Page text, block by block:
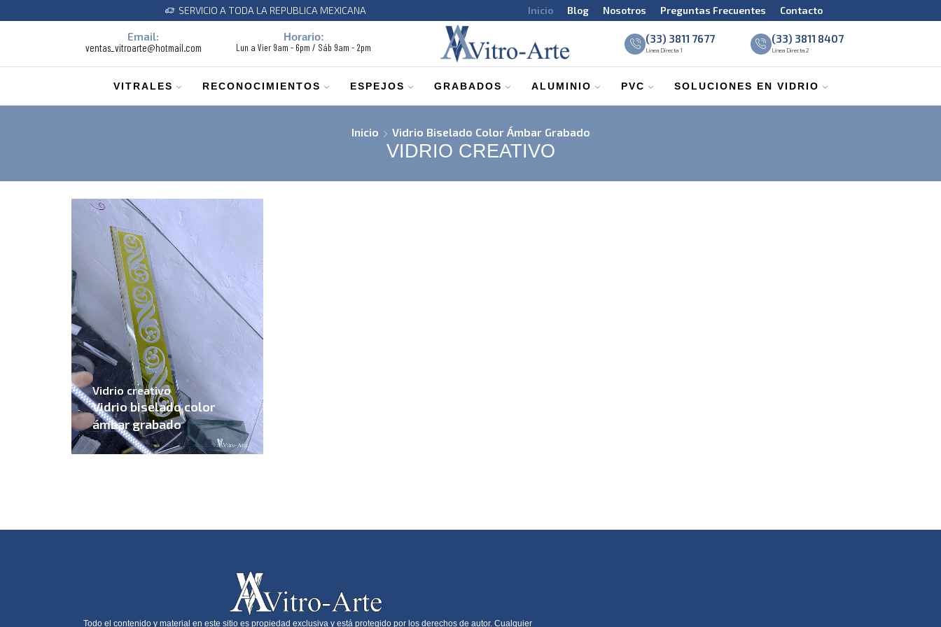
SERVICIO A TODA LA REPUBLICA MEXICANA Inicio Blog Nosotros Preguntas Frecuentes Contacto
Email:
ventas_vitroarte@hotmail.com
Horario:
Lun a Vier 9am - 6pm / Sáb 9am - 2pm
(33) 3811 7677
Línea Directa 1
(33) 3811 8407
Línea Directa 2
VITRALES RECONOCIMIENTOS ESPEJOS GRABADOS ALUMINIO PVC SOLUCIONES EN VIDRIO
Inicio Vidrio Biselado Color Ámbar Grabado
VIDRIO CREATIVO
Vidrio creativo
Vidrio biselado color
ámbar grabado
Todo el contenido y material en este sitio es propiedad exclusiva y está protegido por los derechos de autor. Cualquier